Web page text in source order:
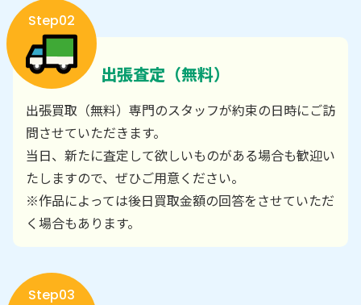
Step02
出張査定（無料）
出張買取（無料）専門のスタッフが約束の日時にご訪
問させていただきます。
当日、新たに査定して欲しいものがある場合も歓迎い
たしますので、ぜひご用意ください。
※作品によっては後日買取金額の回答をさせていただ
く場合もあります。
Step03